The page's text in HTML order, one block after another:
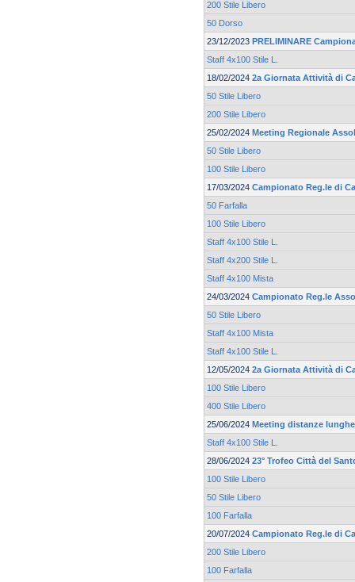
200 Stile Libero
50 Dorso
23/12/2023 PRELIMINARE
Staff 4x100 Stile L.
18/02/2024 2a Giornata Attività di
50 Stile Libero
200 Stile Libero
25/02/2024 Meeting Regionale
50 Stile Libero
100 Stile Libero
17/03/2024 Campionato Reg.le di
50 Farfalla
100 Stile Libero
Staff 4x100 Stile L.
Staff 4x200 Stile L.
Staff 4x100 Mista
24/03/2024 Campionato Reg.le
50 Stile Libero
Staff 4x100 Mista
Staff 4x100 Stile L.
12/05/2024 2a Giornata Attività di
100 Stile Libero
400 Stile Libero
25/06/2024 Meeting distanze
Staff 4x100 Stile L.
28/06/2024 23° Trofeo Città del
100 Stile Libero
50 Stile Libero
100 Farfalla
20/07/2024 Campionato Reg.le di
200 Stile Libero
100 Farfalla